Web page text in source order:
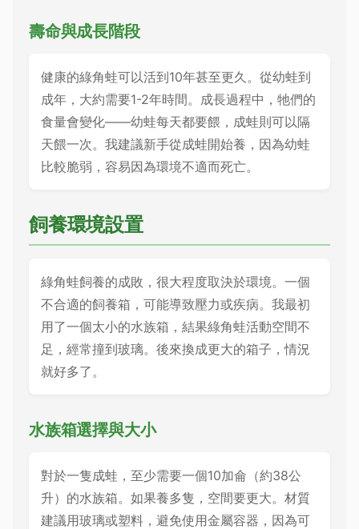
壽命與成長階段
健康的綠角蛙可以活到10年甚至更久。從幼蛙到
成年，大約需要1-2年時間。成長過程中，牠們的
食量會變化——幼蛙每天都要餵，成蛙則可以隔
天餵一次。我建議新手從成蛙開始養，因為幼蛙
比較脆弱，容易因為環境不適而死亡。
飼養環境設置
綠角蛙飼養的成敗，很大程度取決於環境。一個
不合適的飼養箱，可能導致壓力或疾病。我最初
用了一個太小的水族箱，結果綠角蛙活動空間不
足，經常撞到玻璃。後來換成更大的箱子，情況
就好多了。
水族箱選擇與大小
對於一隻成蛙，至少需要一個10加侖（約38公
升）的水族箱。如果養多隻，空間要更大。材質
建議用玻璃或塑料，避免使用金屬容器，因為可